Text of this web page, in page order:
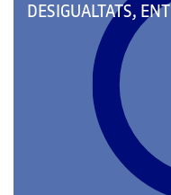
QUE
CATEGORIES:
DESIGUALTATS,